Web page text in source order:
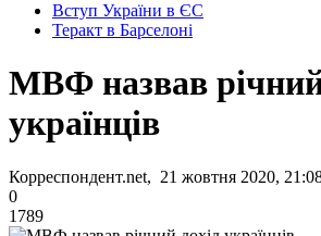
Вступ України в ЄС
Теракт в Барселоні
МВФ назвав річний
українців
Корреспондент.net, 21 жовтня 2020,
0
1789